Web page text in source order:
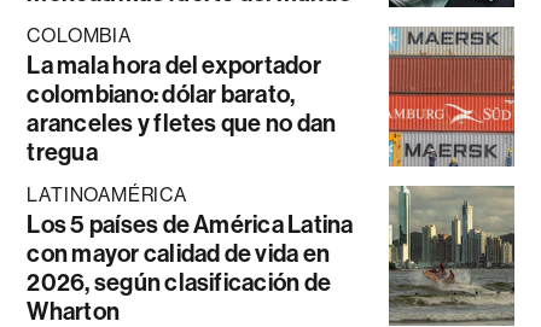
COLOMBIA
La mala hora del exportador
colombiano: dólar barato,
aranceles y fletes que no dan
tregua
LATINOAMÉRICA
Los 5 países de América Latina
con mayor calidad de vida en
2026, según clasificación de
Wharton